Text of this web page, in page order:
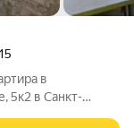
в
5к2 в Санкт-